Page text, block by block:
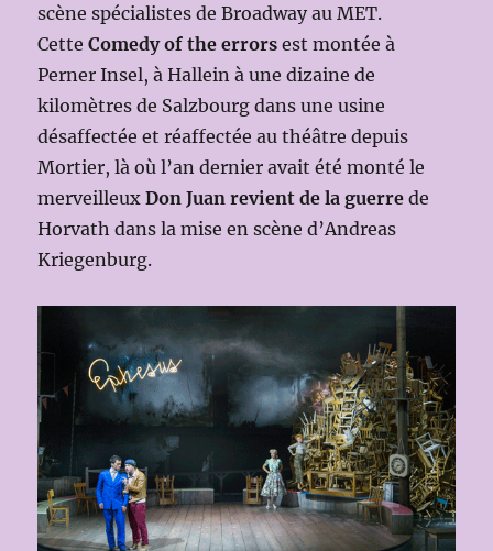
scène spécialistes de Broadway au MET.
CetteComedy of the errorsest montée à
Perner Insel, à Hallein à une dizaine de
kilomètres de Salzbourg dans une usine
désaffectée et réaffectée au théâtre depuis
Mortier, là où l’an dernier avait été monté le
merveilleuxDon Juan revient de la guerre de
Horvath dans la mise en scène d’Andreas
Kriegenburg.